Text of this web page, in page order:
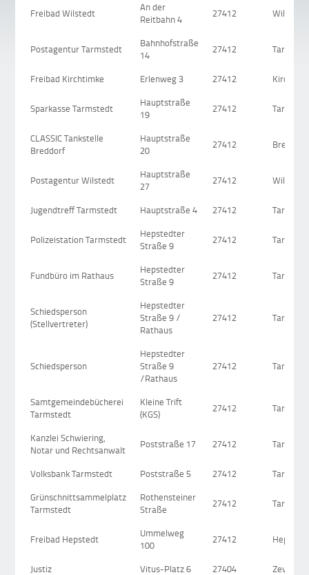
Freibad Wilstedt
An der
Reitbahn 4
27412 Wilstedt
Postagentur Tarmstedt
Bahnhofstraße
14
27412
Freibad Kirchtimke Erlenweg 3 27412
Sparkasse Tarmstedt
Hauptstraße
19
27412
CLASSIC Tankstelle
Breddorf
Hauptstraße
20
27412 Breddorf
Postagentur Wilstedt
Hauptstraße
27
27412 Wilstedt
Jugendtreff Tarmstedt Hauptstraße 4 27412
Polizeistation Tarmstedt
Hepstedter
Straße 9
27412
Fundbüro im Rathaus
Hepstedter
Straße 9
27412
Schiedsperson
(Stellvertreter)
Hepstedter
Straße 9 /
Rathaus
27412
Schiedsperson
Hepstedter
Straße 9
/Rathaus
27412
Samtgemeindebücherei
Tarmstedt
Kleine Trift
(KGS)
27412
Kanzlei Schwiering,
Notar und Rechtsanwalt
Poststraße 17 27412
Volksbank Tarmstedt Poststraße 5 27412
Grünschnittsammelplatz
Tarmstedt
Rothensteiner
Straße
27412
Freibad Hepstedt
Ummelweg
100
27412 Hepstedt
Justiz Vitus-Platz 6 27404 Zeven